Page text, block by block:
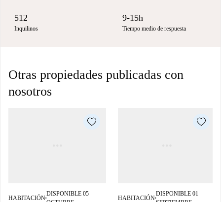
512
Inquilinos
9-15h
Tiempo medio de respuesta
Otras propiedades publicadas con
nosotros
HABITACIÓN■
DISPONIBLE 05
HABITACIÓN■
DISPONIBLE 01